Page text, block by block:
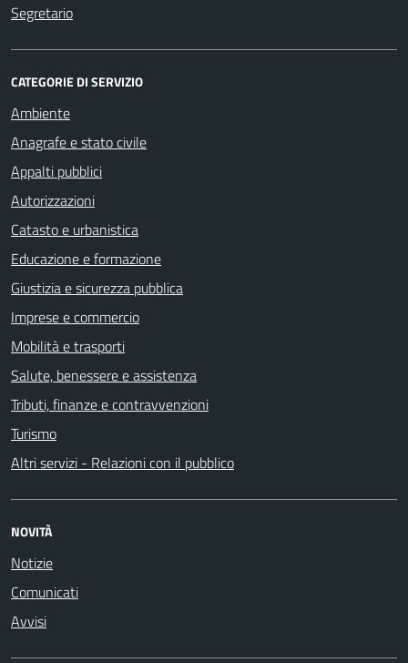
Segretario
CATEGORIE DI SERVIZIO
Ambiente
Anagrafe e stato civile
Appalti pubblici
Autorizzazioni
Catasto e urbanistica
Educazione e formazione
Giustizia e sicurezza pubblica
Imprese e commercio
Mobilità e trasporti
Salute, benessere e assistenza
Tributi, finanze e contravvenzioni
Turismo
Altri servizi - Relazioni con il pubblico
NOVITÀ
Notizie
Comunicati
Avvisi